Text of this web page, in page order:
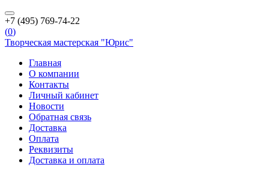
+7 (495) 769-74-22
(0)
Творческая мастерская "Юрис"
Главная
О компании
Контакты
Личный кабинет
Новости
Обратная связь
Доставка
Оплата
Реквизиты
Доставка и оплата